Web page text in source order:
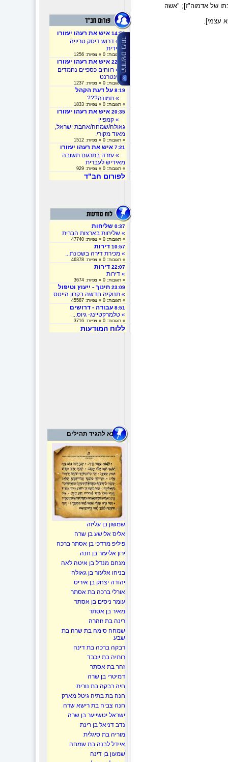
של אדמוה"ז]; "אשה
עצמי].
14:53 איש את רעהו יעזורו
»
» דרוש דיסק טריויה
חסידית
» תגובות: 0 » צפיות: 1256
22:32 איש את רעהו יעזורו
»
» רווחים כספיים נחמדים
באינטרנט
» תגובות: 0 » צפיות: 1237
8:19 על דעת הקהל
» » תמונה???
» תגובות: 0 » צפיות: 1833
20:35 איש את רעהו יעזורו
» » קמפיין
גאולה/שמחה/אהבת ישראל,
מאוד מקורי.
» תגובות: 0 » צפיות: 1512
7:21 איש את רעהו יעזורו
» » עזרה בתרגום תשובה
מאידיש לעברית
» תגובות: 0 » צפיות: 929
לפורום חב"ד
0:37 שליחות
» שליחות בארצות הברית
» תגובות: 0 » צפיות: 47740
10:57 דירות
» מכירת דירה בשכונת...
» תגובות: 0 » צפיות: 46378
22:07 דירות
» דירות
» תגובות: 0 » צפיות: 3674
23:09 חינוך - ייעוץ וטיפול
» תנוקיה חדשה בקרון הייטס
» תגובות: 0 » צפיות: 45587
8:51 עבודה - דרושים
» טלמרקטיינג- גיוס...
» תגובות: 0 » צפיות: 3716
ללוח המודעות
נא להגיד תהילים
שמשון בן עליזה
אליס אלישע בן שרה
פיליפ מרדכי בן אסתר ברכה
ירון אליעזר בן חנה
מנחם מנדל בן איטה לאה
בניהו אלעזר בן גאולה
יהודה יצחק בן איריס
אורלי ברכה בת אסתר
עומר ניסים בן אסתר
מאיר בן אסתר
רינה בת זוהרה
שמחה סימה בת שרה בת
שבע
רבקה ברכה בת דינה
רותיה בת יוכבד
זהר בת אסתר
דמיטרי בן שרה
חיה רבקה בת נורית
חנה בת בתיה גיטל מארק
חנה צביה בת רישא שרה
ישראל יטשייער בן שרה
נדב דניאל בן רינת
מוריה בת סיגלית
איידל לבנה בת שמחה
שמעון בן דינה